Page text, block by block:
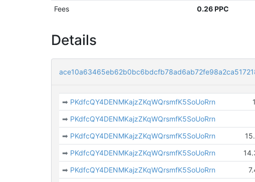
Fees
0.26 PPC
Details
➡ PKdfcQY4DENMKajzZKqWQrsmfK5SoUoRrn
➡ PKdfcQY4DENMKajzZKqWQrsmfK5SoUoRrn
➡ PKdfcQY4DENMKajzZKqWQrsmfK5SoUoRrn
➡ PKdfcQY4DENMKajzZKqWQrsmfK5SoUoRrn
➡ PKdfcQY4DENMKajzZKqWQrsmfK5SoUoRrn